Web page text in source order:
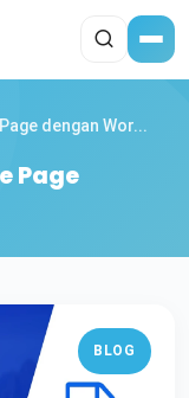
dengan Wor...
Page
BLOG